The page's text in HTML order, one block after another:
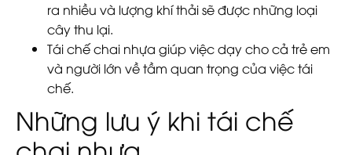
ra nhiều và lượng khí thải sẽ được những loại
cây thu lại.
Tái chế chai nhựa giúp việc dạy cho cả trẻ em
và người lớn về tầm quan trọng của việc tái
chế.
Những lưu ý khi tái chế